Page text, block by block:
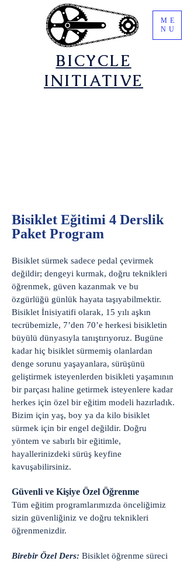
​BICYCLE
INITIATIVE
ME
NU
Bisiklet Eğitimi 4 Derslik
Paket Program
Bisiklet sürmek sadece pedal çevirmek
değildir; dengeyi kurmak, doğru teknikleri
öğrenmek, güven kazanmak ve bu
özgürlüğü günlük hayata taşıyabilmektir.
Bisiklet İnisiyatifi olarak, 15 yılı aşkın
tecrübemizle, 7’den 70’e herkesi bisikletin
büyülü dünyasıyla tanıştırıyoruz. Bugüne
kadar hiç bisiklet sürmemiş olanlardan
denge sorunu yaşayanlara, sürüşünü
geliştirmek isteyenlerden bisikleti yaşamının
bir parçası haline getirmek isteyenlere kadar
herkes için özel bir eğitim modeli hazırladık.
Bizim için yaş, boy ya da kilo bisiklet
sürmek için bir engel değildir. Doğru
yöntem ve sabırlı bir eğitimle,
hayallerinizdeki sürüş keyfine
kavuşabilirsiniz.
Güvenli ve Kişiye Özel Öğrenme
Tüm eğitim programlarımızda önceliğimiz
sizin güvenliğiniz ve doğru teknikleri
öğrenmenizdir.
Birebir Özel Ders: Bisiklet öğrenme süreci